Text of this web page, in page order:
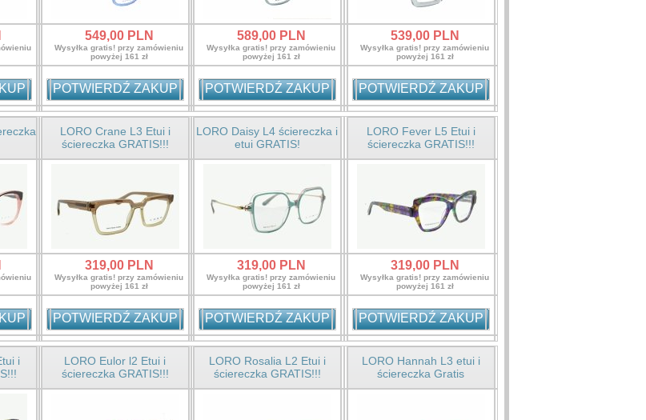
549,00PLN
Wysyłka gratis! przy zamówieniu
powyżej 161 zł
589,00PLN
Wysyłka gratis! przy zamówieniu
powyżej 161 zł
539,00PLN
Wysyłka gratis! przy zamówieniu
powyżej 161 zł
POTWIERDŹ ZAKUP POTWIERDŹ ZAKUP POTWIERDŹ ZAKUP
LORO Crane L3 Etui i
ściereczka GRATIS!!!
LORO Daisy L4 ściereczka i
etui GRATIS!
LORO Fever L5 Etui i
ściereczka GRATIS!!!
319,00PLN
Wysyłka gratis! przy zamówieniu
powyżej 161 zł
319,00PLN
Wysyłka gratis! przy zamówieniu
powyżej 161 zł
319,00PLN
Wysyłka gratis! przy zamówieniu
powyżej 161 zł
POTWIERDŹ ZAKUP POTWIERDŹ ZAKUP POTWIERDŹ ZAKUP
i
LORO Eulor l2 Etui i
ściereczka GRATIS!!!
LORO Rosalia L2 Etui i
ściereczka GRATIS!!!
LORO Hannah L3 etui i
ściereczka Gratis